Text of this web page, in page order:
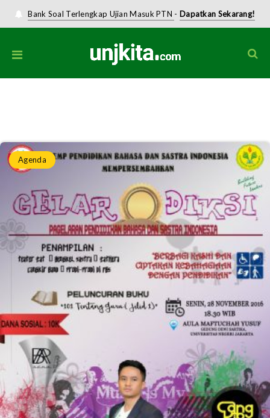
Bank Soal Terlengkap Ujian Masuk PTN - Dapatkan Sekarang!
Agenda